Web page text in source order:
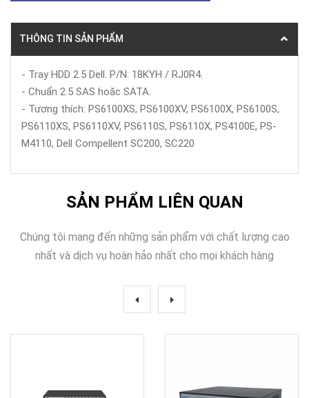
THÔNG TIN SẢN PHẨM
- Tray HDD 2.5 Dell. P/N: 18KYH / RJ0R4.
- Chuẩn 2.5 SAS hoặc SATA.
- Tương thích: PS6100XS, PS6100XV, PS6100X, PS6100S,
PS6110XS, PS6110XV, PS6110S, PS6110X, PS4100E, PS-
M4110, Dell Compellent SC200, SC220
SẢN PHẨM LIÊN QUAN
Chúng tôi mang đến những sản phẩm với chất lượng cao
nhất và dịch vụ hoàn hảo nhất cho mọi khách hàng